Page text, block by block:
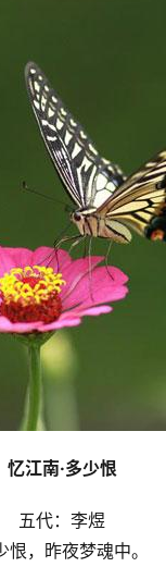
忆江南·多少恨
五代：李煜
恨，昨夜梦魂中。